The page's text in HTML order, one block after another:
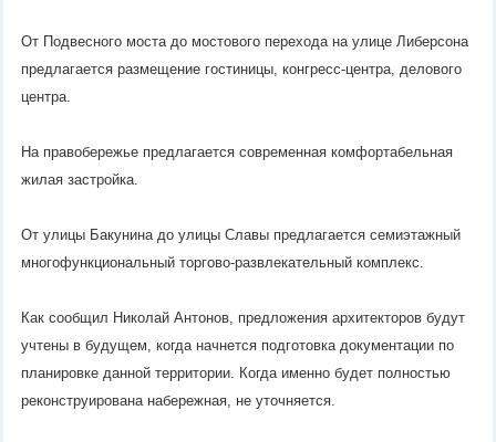
От Подвесного моста до мостового перехода на улице Либерсона
предлагается размещение гостиницы, конгресс-центра, делового
центра.
На правобережье предлагается современная комфортабельная
жилая застройка.
От улицы Бакунина до улицы Славы предлагается семиэтажный
многофункциональный торгово-развлекательный комплекс.
Как сообщил Николай Антонов, предложения архитекторов будут
учтены в будущем, когда начнется подготовка документации по
планировке данной территории. Когда именно будет полностью
реконструирована набережная, не уточняется.